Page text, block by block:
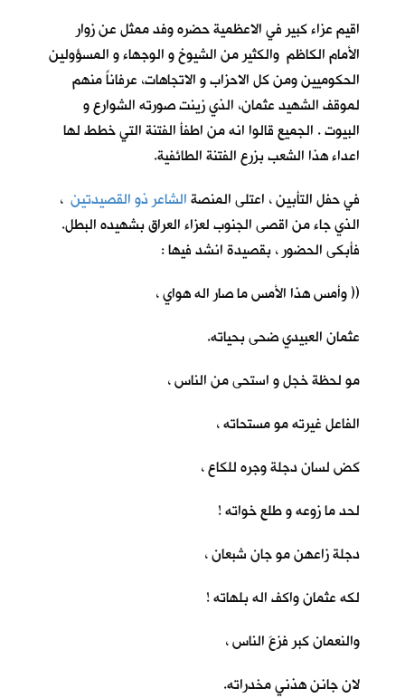
اقيم عزاء كبير في الاعظمية حضره وفد ممثل عن زوار
الأمام الكاظم والكثير من الشيوخ و الوجهاء و المسؤولين
الحكوميين ومن كل الاحزاب و الاتجاهات، عرفاناً منهم
لموقف الشهيد عثمان، الذي زينت صورته الشوارع و
البيوت . الجميع قالوا انه من اطفأ الفتنة التي خطط لها
اعداء هذا الشعب بزرع الفتنة الطائفية.
في حفل التأبين ، اعتلى المنصةالشاعر ذو القصيدتين ،
الذي جاء من اقصى الجنوب لعزاء العراق بشهيده البطل.
فأبكى الحضور ، بقصيدة انشد فيها :
(( وأمس هذا الأمس ما صار اله هواي ،
عثمان العبيدي ضحى بحياته.
مو لحظة خجل و استحى من الناس ،
الفاعل غيرته مو مستحاته ،
كض لسان دجلة وجره للكاع ،
لحد ما زوعه و طلع خواته !
دجلة زاعهن مو جان شبعان ،
لكه عثمان واكف اله بلهاته !
والنعمان كبر فزعَ الناس ،
لان جانن هذني مخدراته.